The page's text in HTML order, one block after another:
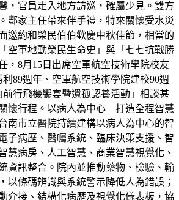
，官員走入地方訪巡，確屬少見。雙方
酆家主任帶來伴手禮，特來關懷受水災
邀約和榮民伯伯歡慶中秋佳節，相當的
空軍地勤榮民生命史」與「七七抗戰勝
，8月15日出席空軍航空技術學院校友
89週年、空軍航空技術學院建校90週
前行飛機饗宴暨遺孤認養活動」相談甚
懷行程。以病人為中心 打造全程智慧
南市立醫院持續建構以病人為中心的智
子病歷、醫囑系統、臨床決策支援、智
慧病房、人工智慧、商業智慧視覺化、
資訊整合。院內並推動藥物、檢驗、輸
以條碼辨識與系統警示降低人為錯誤；
介接、結構化病歷及視覺化儀表板，協